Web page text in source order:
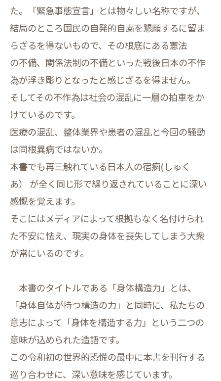
た。「緊急事態宣言」とは物々しい名称ですが、
結局のところ国民の自発的自粛を懇願するに留ま
らざるを得ないもので、その根底にある憲法
の不備、関係法制の不備といった戦後日本の不作
為が浮き彫りとなったと感じざるを得ません。
そしてその不作為は社会の混乱に一層の拍車をか
けているのです。
医療の混乱、整体業界や患者の混乱と今回の騒動
は同根異病ではないか。
本書でも再三触れている日本人の宿痾(しゅく
あ） が全く同じ形で繰り返されていることに深い
感慨を覚えます。
そこにはメディアによって根拠もなく名付けられ
た不安に怯え、現実の身体を喪失してしまう大衆
が常にいるのです。
本書のタイトルである「身体構造力」とは、
「身体自体が持つ構造の力」と同時に、私たちの
意志によって「身体を構造する力」という二つの
意味が込められた造語です。
この令和初の世界的恐慌の最中に本書を刊行する
巡り合わせに、深い意味を感じています。